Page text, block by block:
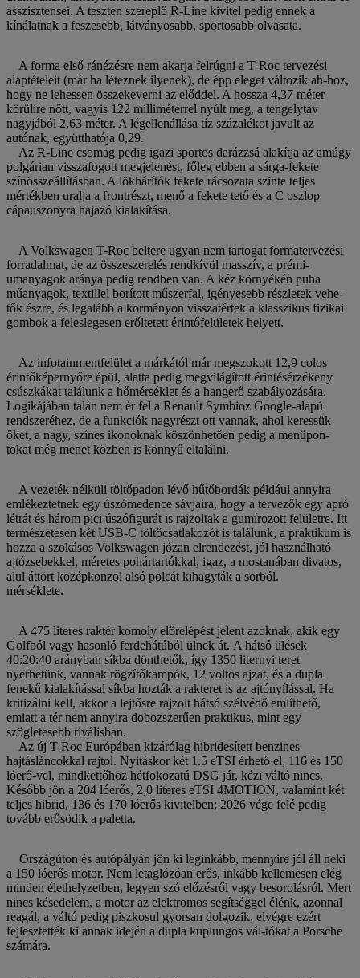
asszisztensei. A teszten szereplő R-Line kivitel pedig ennek a
kínálatnak a feszesebb, látványosabb, sportosabb olvasata.
A forma első ránézésre nem akarja felrúgni a T-Roc tervezési
alaptételeit (már ha léteznek ilyenek), de épp eleget változik ah-hoz,
hogy ne lehessen összekeverni az előddel. A hossza 4,37 méter
körülire nőtt, vagyis 122 milliméterrel nyúlt meg, a tengelytáv
nagyjából 2,63 méter. A légellenállása tíz százalékot javult az
autónak, együtthatója 0,29.
Az R-Line csomag pedig igazi sportos darázzsá alakítja az amúgy
polgárian visszafogott megjelenést, főleg ebben a sárga-fekete
színösszeállításban. A lökhárítók fekete rácsozata szinte teljes
mértékben uralja a frontrészt, menő a fekete tető és a C oszlop
cápauszonyra hajazó kialakítása.
A Volkswagen T-Roc beltere ugyan nem tartogat formatervezési
forradalmat, de az összeszerelés rendkívül masszív, a prémi-
umanyagok aránya pedig rendben van. A kéz környékén puha
műanyagok, textillel borított műszerfal, igényesebb részletek vehe-
tők észre, és legalább a kormányon visszatértek a klasszikus fizikai
gombok a feleslegesen erőltetett érintőfelületek helyett.
Az infotainmentfelület a márkától már megszokott 12,9 colos
érintőképernyőre épül, alatta pedig megvilágított érintésérzékeny
csúszkákat találunk a hőmérséklet és a hangerő szabályozására.
Logikájában talán nem ér fel a Renault Symbioz Google-alapú
rendszeréhez, de a funkciók nagyrészt ott vannak, ahol keressük
őket, a nagy, színes ikonoknak köszönhetően pedig a menüpon-
tokat még menet közben is könnyű eltalálni.
A vezeték nélküli töltőpadon lévő hűtőbordák például annyira
emlékeztetnek egy úszómedence sávjaira, hogy a tervezők egy apró
létrát és három pici úszófigurát is rajzoltak a gumírozott felületre. Itt
természetesen két USB-C töltőcsatlakozót is találunk, a praktikum is
hozza a szokásos Volkswagen józan elrendezést, jól használható
ajtózsebekkel, méretes pohártartókkal, igaz, a mostanában divatos,
alul áttört középkonzol alsó polcát kihagyták a sorból.
mérséklete.
A 475 literes raktér komoly előrelépést jelent azoknak, akik egy
Golfból vagy hasonló ferdehátúból ülnek át. A hátsó ülések
40:20:40 arányban síkba dönthetők, így 1350 liternyi teret
nyerhetünk, vannak rögzítőkampók, 12 voltos ajzat, és a dupla
fenekű kialakítással síkba hozták a rakteret is az ajtónyílással. Ha
kritizálni kell, akkor a lejtősre rajzolt hátsó szélvédő említhető,
emiatt a tér nem annyira dobozszerűen praktikus, mint egy
szögletesebb riválisban.
Az új T-Roc Európában kizárólag hibridesített benzines
hajtásláncokkal rajtol. Nyitáskor két 1.5 eTSI érhető el, 116 és 150
lóerő-vel, mindkettőhöz hétfokozatú DSG jár, kézi váltó nincs.
Később jön a 204 lóerős, 2,0 literes eTSI 4MOTION, valamint két
teljes hibrid, 136 és 170 lóerős kivitelben; 2026 vége felé pedig
tovább erősödik a paletta.
Országúton és autópályán jön ki leginkább, mennyire jól áll neki
a 150 lóerős motor. Nem letaglózóan erős, inkább kellemesen elég
minden élethelyzetben, legyen szó előzésről vagy besorolásról. Mert
nincs késedelem, a motor az elektromos segítséggel élénk, azonnal
reagál, a váltó pedig piszkosul gyorsan dolgozik, elvégre ezért
fejlesztették ki annak idején a dupla kuplungos vál-tókat a Porsche
számára.